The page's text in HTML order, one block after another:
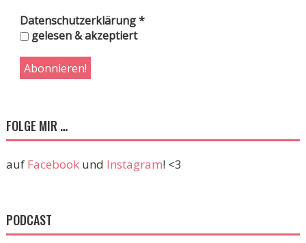
Datenschutzerklärung*
gelesen & akzeptiert
FOLGE MIR …
auf Facebookund Instagram! <3
PODCAST